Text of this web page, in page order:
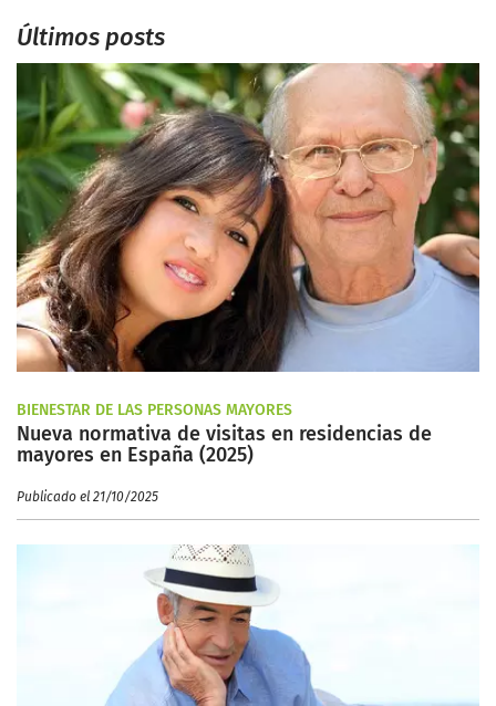
Últimos posts
BIENESTAR DE LAS PERSONAS MAYORES
Nueva normativa de visitas en residencias de
mayores en España (2025)
Publicado el 21/10/2025